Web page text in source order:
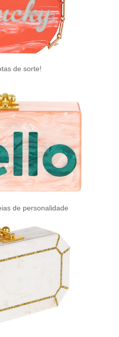
de sorte!
de personalidade